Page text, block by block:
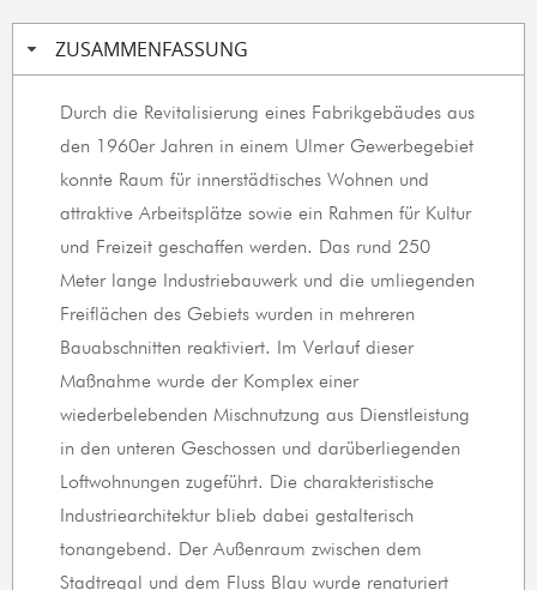
ZUSAMMENFASSUNG
Durch die Revitalisierung eines Fabrikgebäudes aus
den 1960er Jahren in einem Ulmer Gewerbegebiet
konnte Raum für innerstädtisches Wohnen und
attraktive Arbeitsplätze sowie ein Rahmen für Kultur
und Freizeit geschaffen werden. Das rund 250
Meter lange Industriebauwerk und die umliegenden
Freiflächen des Gebiets wurden in mehreren
Bauabschnitten reaktiviert. Im Verlauf dieser
Maßnahme wurde der Komplex einer
wiederbelebenden Mischnutzung aus Dienstleistung
in den unteren Geschossen und darüberliegenden
Loftwohnungen zugeführt. Die charakteristische
Industriearchitektur blieb dabei gestalterisch
tonangebend. Der Außenraum zwischen dem
Stadtregal und dem Fluss Blau wurde renaturiert